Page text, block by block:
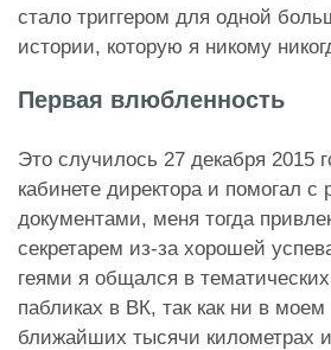
стало триггером для одной
истории, которую я никому
Первая влюбленность
Это случилось 27 декабря 2015
кабинете директора и помогал с
документами, меня тогда
секретарем из-за хорошей
геями я общался в тематических
пабликах в ВК, так как ни в моем
ближайших тысячи километрах